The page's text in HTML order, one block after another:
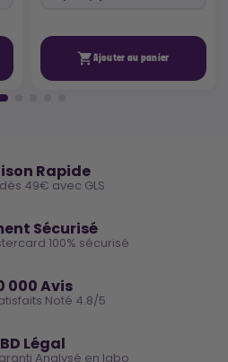
Ajouter au panier
Rapide
49€ avec GLS
Sécurisé
100% sécurisé
000 Avis
Noté 4.8/5
Légal
Analysé en labo